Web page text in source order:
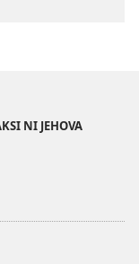
NI JEHOVA